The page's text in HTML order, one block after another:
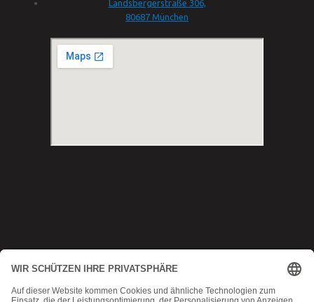
Landsbergerstraße 306,
80687 München
Datenschutz|AGB|Impressum
MadeByMomoko